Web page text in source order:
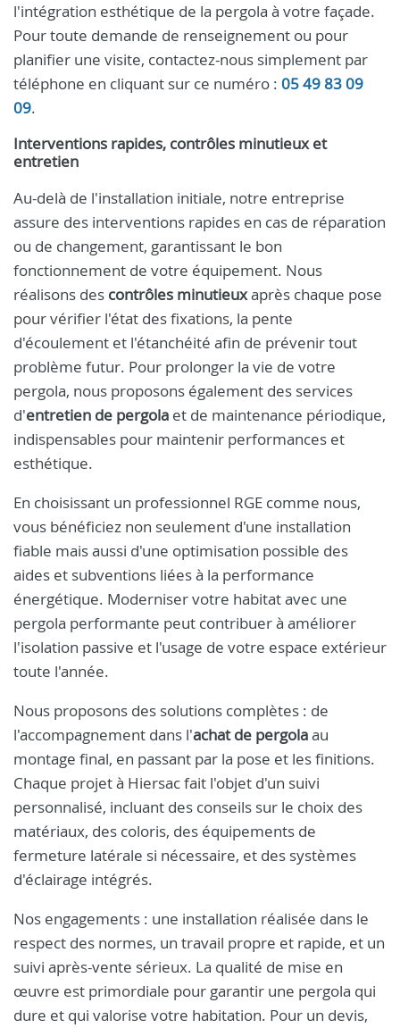
l'intégration esthétique de la pergola à votre façade.
Pour toute demande de renseignement ou pour
planifier une visite, contactez-nous simplement par
téléphone en cliquant sur ce numéro : 05 49 83 09
09.
Interventions rapides, contrôles minutieux et
entretien
Au-delà de l'installation initiale, notre entreprise
assure des interventions rapides en cas de réparation
ou de changement, garantissant le bon
fonctionnement de votre équipement. Nous
réalisons des contrôles minutieuxaprès chaque pose
pour vérifier l'état des fixations, la pente
d'écoulement et l'étanchéité afin de prévenir tout
problème futur. Pour prolonger la vie de votre
pergola, nous proposons également des services
d'entretien de pergola et de maintenance périodique,
indispensables pour maintenir performances et
esthétique.
En choisissant un professionnel RGE comme nous,
vous bénéficiez non seulement d'une installation
fiable mais aussi d'une optimisation possible des
aides et subventions liées à la performance
énergétique. Moderniser votre habitat avec une
pergola performante peut contribuer à améliorer
l'isolation passive et l'usage de votre espace extérieur
toute l'année.
Nous proposons des solutions complètes : de
l'accompagnement dans l'achat de pergolaau
montage final, en passant par la pose et les finitions.
Chaque projet à Hiersac fait l'objet d'un suivi
personnalisé, incluant des conseils sur le choix des
matériaux, des coloris, des équipements de
fermeture latérale si nécessaire, et des systèmes
d'éclairage intégrés.
Nos engagements : une installation réalisée dans le
respect des normes, un travail propre et rapide, et un
suivi après-vente sérieux. La qualité de mise en
œuvre est primordiale pour garantir une pergola qui
dure et qui valorise votre habitation. Pour un devis,